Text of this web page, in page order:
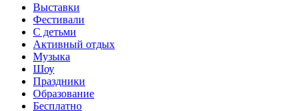
Выставки
Фестивали
С детьми
Активный отдых
Музыка
Шоу
Праздники
Образование
Бесплатно